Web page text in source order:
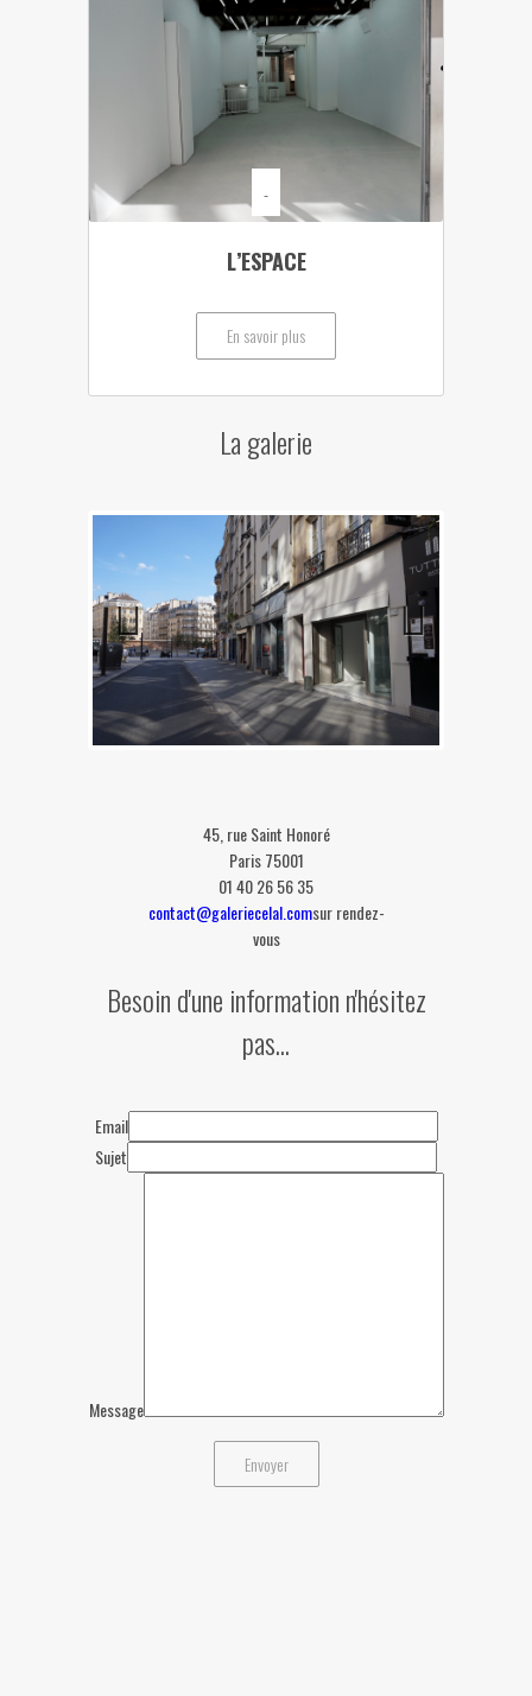
-
L’ESPACE
En savoir plus
La galerie
45, rue Saint Honoré
Paris 75001
01 40 26 56 35
contact@galeriecelal.comsur rendez-
vous
correctly.
Do you own this website? OK
Besoin d'une information n'hésitez
pas...
Email
Sujet
Message